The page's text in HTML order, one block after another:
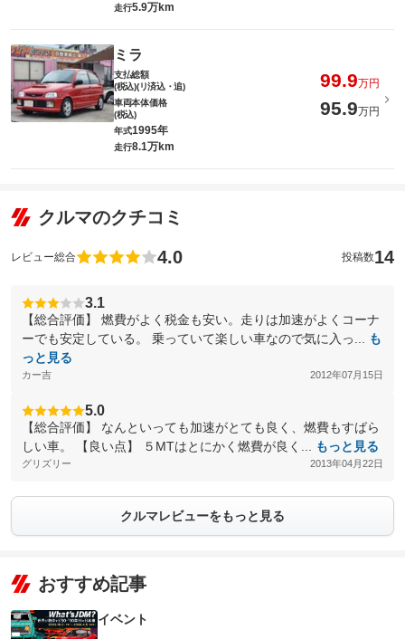
走行5.9万km
ミラ
支払総額
(税込)(リ済込・追)
99.9万円
車両本体価格
(税込)
95.9万円
年式1995年
走行8.1万km
クルマのクチコミ
レビュー総合 4.0 投稿数14
3.1
【総合評価】 燃費がよく税金も安い。走りは加速がよくコーナ
ーでも安定している。 乗っていて楽しい車なので気に入っ...
も
っと見る
カー吉 2012年07月15日
5.0
【総合評価】 なんといっても加速がとても良く、燃費もすばら
しい車。 【良い点】 ５MTはとにかく燃費が良く...
もっと見る
グリズリー 2013年04月22日
クルマレビューをもっと見る
おすすめ記事
イベント